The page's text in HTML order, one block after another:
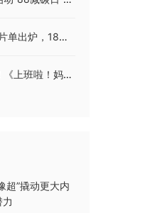
剧陪伴老铁们过个戏瘾年
第二季揭秘直播电商内幕
超”撬动更大内
力